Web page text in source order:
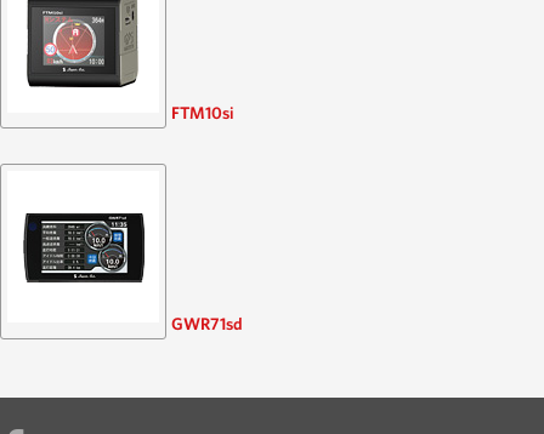
FTM10si
GWR71sd